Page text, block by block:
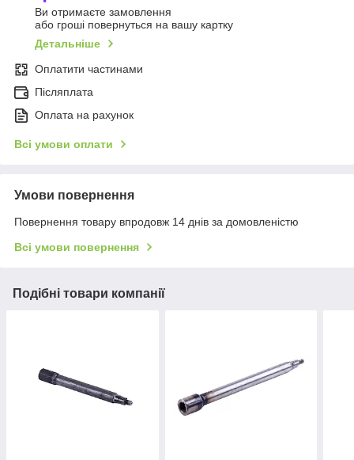
Ви отримаєте замовлення
або гроші повернуться на вашу картку
Детальніше
Оплатити частинами
Післяплата
Оплата на рахунок
Всі умови оплати
Умови повернення
Повернення товару впродовж 14 днів за домовленістю
Всі умови повернення
Подібні товари компанії